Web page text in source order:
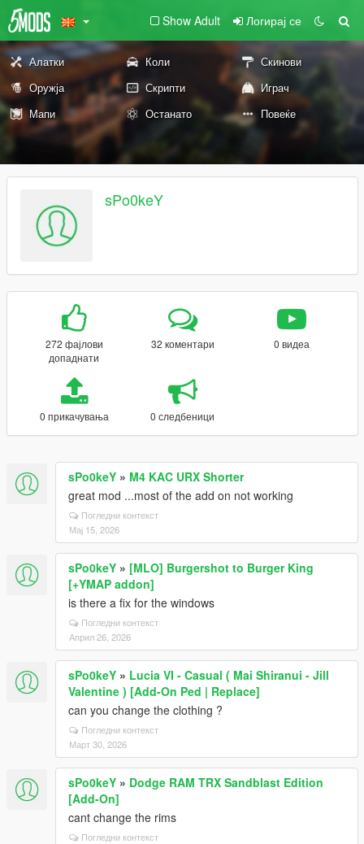
Show Adult Логирај се
Алатки Коли
Скинови
Оружја
Скрипти
Играч
Мапи
Останато Повеќе
sPo0keY
272 фајлови
допаднати
32 коментари 0 видеа
0 прикачувања 0 следбеници
sPo0keY » M4 KAC URX Shorter
great mod ...most of the add on not working
Погледни контекст
Мај 15, 2026
sPo0keY » [MLO] Burgershot to Burger King
[+YMAP addon]
is there a fix for the windows
Погледни контекст
Април 26, 2026
sPo0keY » Lucia VI - Casual ( Mai Shiranui - Jill
Valentine ) [Add-On Ped | Replace]
can you change the clothing ?
Погледни контекст
Март 30, 2026
sPo0keY » Dodge RAM TRX Sandblast Edition
[Add-On]
cant change the rims
Погледни контекст